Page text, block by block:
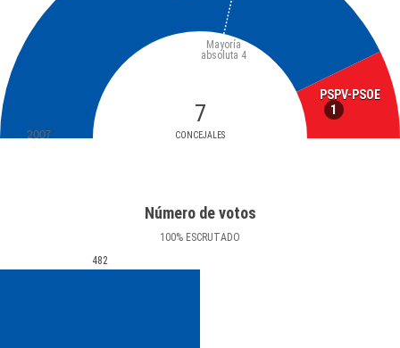
PSPV-PSOE
1
7
CONCEJALES
Mayoría
absoluta 4
2007
Número de votos
100% ESCRUTADO
482